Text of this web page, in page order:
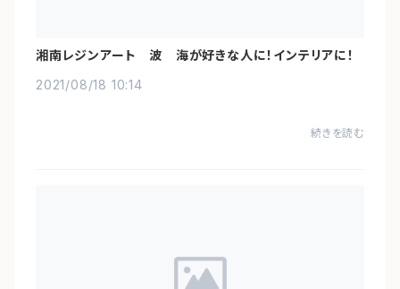
湘南レジンアート 波 海が好きな人に！インテリアに！
2021/08/18 10:14
続きを読む